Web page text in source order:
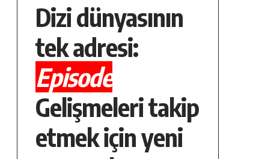
Dizi dünyasının
tek adresi:
Episode
Gelişmeleri takip
etmek için yeni